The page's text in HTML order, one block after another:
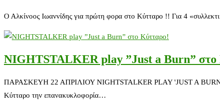
Ο Αλκίνοος Ιωαννίδης για πρώτη φορα στο Κύτταρο !! Για 4
NIGHTSTALKER play ”Just a Burn” στο
ΠΑΡΑΣΚΕΥΗ 22 ΑΠΡΙΛΙΟΥ NIGHTSTALKER PLAY 'JUST A BURN'
Κύτταρο την επανακυκλοφορία…